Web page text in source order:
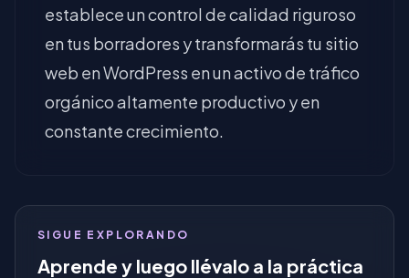
establece un control de calidad riguroso
en tus borradores y transformarás tu sitio
web en WordPress en un activo de tráfico
orgánico altamente productivo y en
constante crecimiento.
SIGUE EXPLORANDO
Aprende y luego llévalo a la práctica